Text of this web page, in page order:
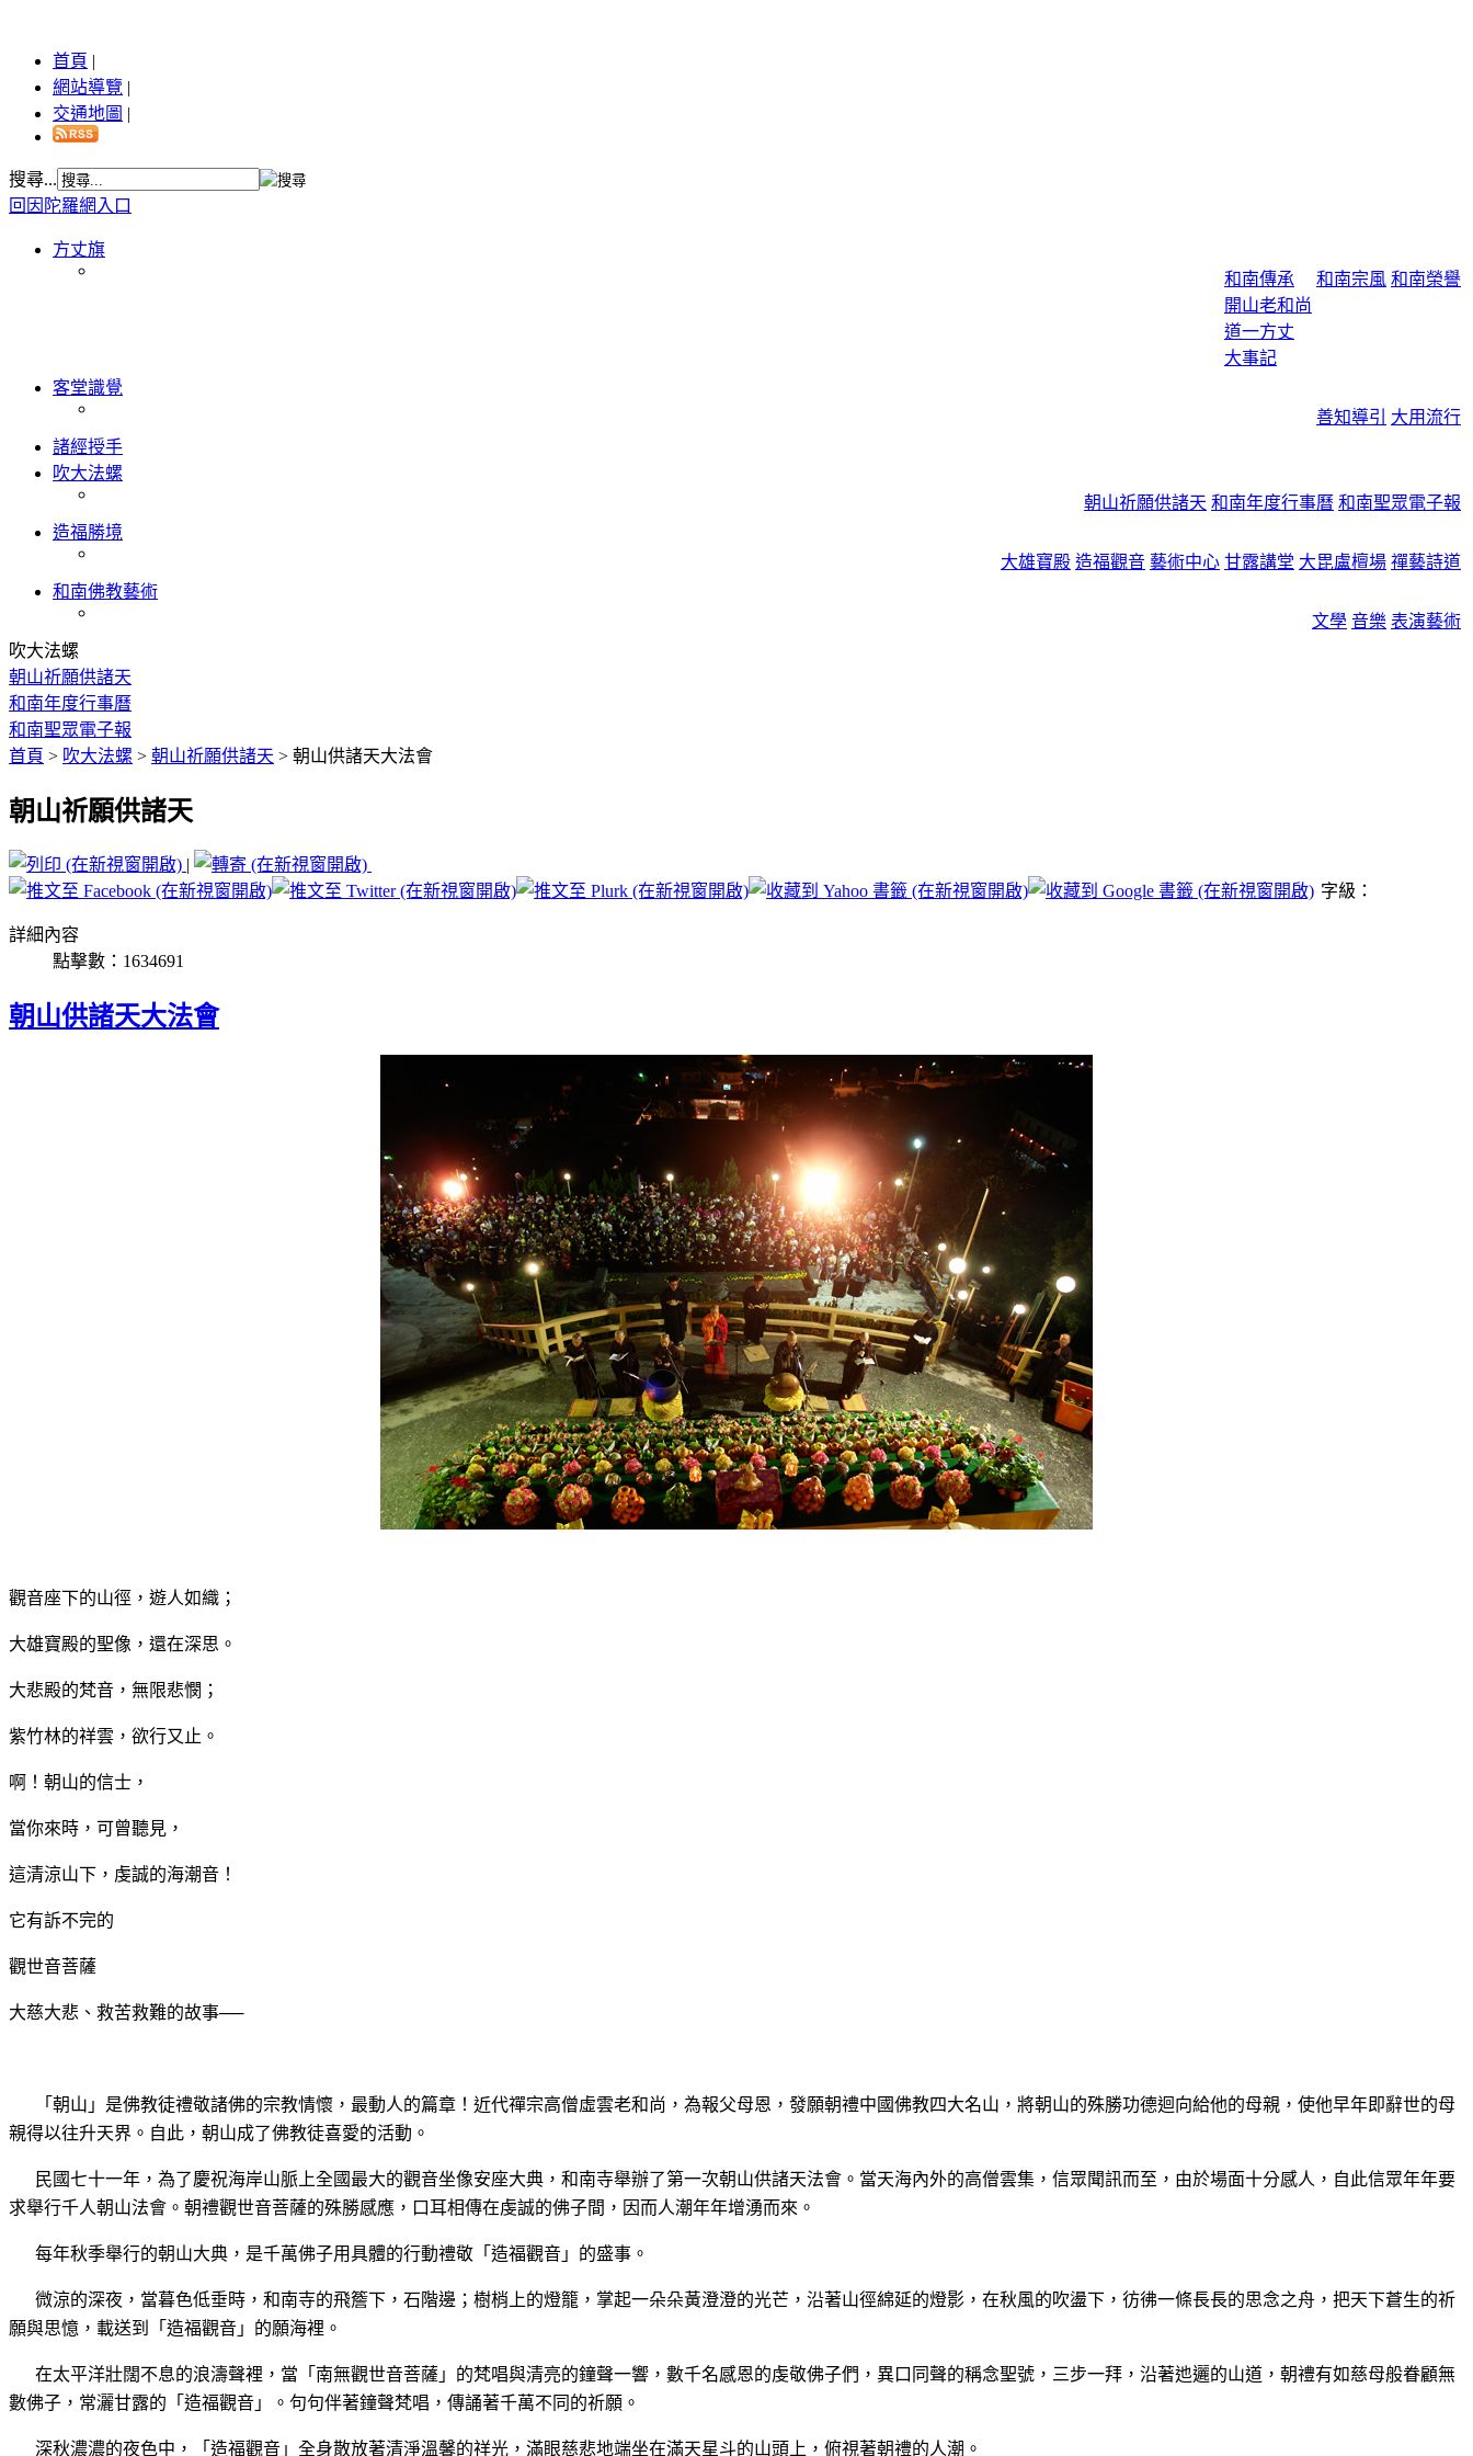
首頁 |
網站導覽 |
交通地圖 |
搜尋...
回因陀羅網入口
方丈旗
和南傳承
開山老和尚
道一方丈
大事記
和南宗風 和南榮譽
客堂識覺
善知導引
大用流行
諸經授手
吹大法螺
朝山祈願供諸天 和南年度行事曆 和南聖眾電子報
造福勝境
大雄寶殿 造福觀音 藝術中心 甘露講堂 大毘盧檀場 禪藝詩道
和南佛教藝術
文學 音樂 表演藝術
吹大法螺
朝山祈願供諸天
和南年度行事曆
和南聖眾電子報
首頁 > 吹大法螺 > 朝山祈願供諸天 > 朝山供諸天大法會
朝山祈願供諸天
|
字級：
詳細內容
點擊數：1634691
朝山供諸天大法會
觀音座下的山徑，遊人如織；
大雄寶殿的聖像，還在深思。
大悲殿的梵音，無限悲憫；
紫竹林的祥雲，欲行又止。
啊！朝山的信士，
當你來時，可曾聽見，
這清涼山下，虔誠的海潮音！
它有訴不完的
觀世音菩薩
大慈大悲、救苦救難的故事──
「朝山」是佛教徒禮敬諸佛的宗教情懷，最動人的篇章！近代禪宗高僧虛雲老和尚，為報父母恩，發願朝禮中國佛教四大名山，將朝山的殊勝功德迴向給他的母親，使他早年即辭世的母
親得以往升天界。自此，朝山成了佛教徒喜愛的活動。
民國七十一年，為了慶祝海岸山脈上全國最大的觀音坐像安座大典，和南寺舉辦了第一次朝山供諸天法會。當天海內外的高僧雲集，信眾聞訊而至，由於場面十分感人，自此信眾年年要
求舉行千人朝山法會。朝禮觀世音菩薩的殊勝感應，口耳相傳在虔誠的佛子間，因而人潮年年增湧而來。
每年秋季舉行的朝山大典，是千萬佛子用具體的行動禮敬「造福觀音」 的盛事。
微涼的深夜，當暮色低垂時，和南寺的飛簷下，石階邊；樹梢上的燈籠，掌起一朵朵黃澄澄的光芒，沿著山徑綿延的燈影，在秋風的吹盪下，彷彿一條長長的思念之舟，把天下蒼生的祈
願與思憶，載送到「造福觀音」的願海裡。
在太平洋壯闊不息的浪濤聲裡，當「南無觀世音菩薩」的梵唱與清亮的鐘聲一響，數千名感恩的虔敬佛子們，異口同聲的稱念聖號，三步一拜，沿著迆邐的山道，朝禮有如慈母般眷顧無
數佛子，常灑甘露的「造福觀音」。句句伴著鐘聲梵唱，傳誦著千萬不同 的祈願。
深秋濃濃的夜色中，「造福觀音」全身散放著清淨溫馨的祥光，滿眼慈悲地端坐在滿天星斗的山頭上，俯視著朝禮的人潮。